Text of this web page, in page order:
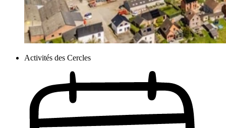
Activités des Cercles